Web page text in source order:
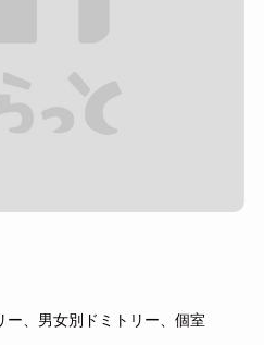
、男女別ドミトリー、個室